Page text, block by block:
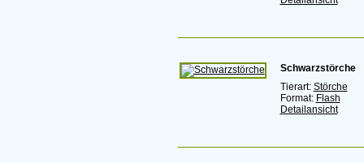
Schwarzstörche
Tierart: Störche
Format: Flash
Detailansicht